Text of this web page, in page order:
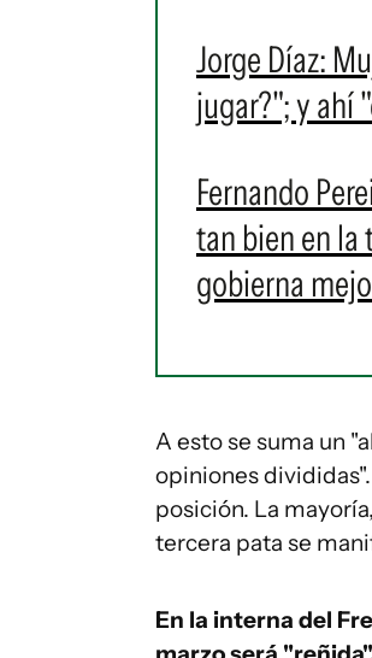
Jorge Díaz:
jugar?"; y ahí
Fernando
tan bien en la
gobierna
A esto se suma un
opiniones
posición. La
tercera pata se
En la interna del